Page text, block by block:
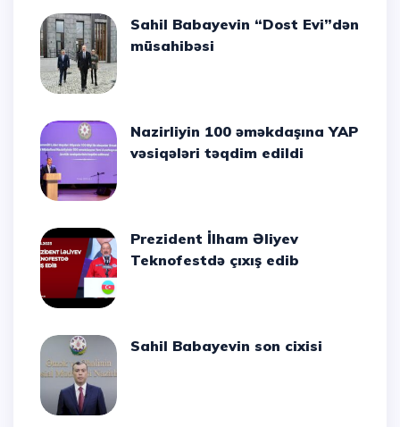
Sahil Babayevin “Dost Evi”dən
müsahibəsi
Nazirliyin 100 əməkdaşına YAP
vəsiqələri təqdim edildi
Prezident İlham Əliyev
Teknofestdə çıxış edib
Sahil Babayevin son cixisi